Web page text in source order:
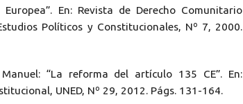
En: Revista de Derecho Comunitario
Políticos y Constitucionales, Nº 7, 2000.
Manuel: “La reforma del artículo 135 CE”. En:
UNED, Nº 29, 2012. Págs. 131-164.